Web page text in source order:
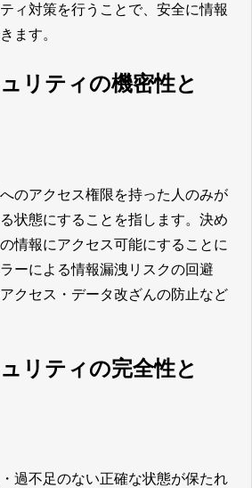
ィ対策を行うことで、安全に情報
ます。
リティの機密性と
のアクセス権限を持った人のみが
状態にすることを指します。決め
情報にアクセス可能にすることに
ーによる情報漏洩リスクの回避
クセス・データ改ざんの防止など
リティの完全性と
過不足のない正確な状態が保たれ